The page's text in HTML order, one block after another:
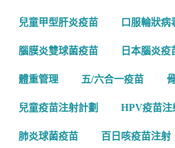
兒童甲型肝炎疫苗 口服輪狀病
腦膜炎雙球菌疫苗 日本腦炎疫
體重管理 五/六合一疫苗
兒童疫苗注射計劃 HPV疫苗注
肺炎球菌疫苗 百日咳疫苗注射